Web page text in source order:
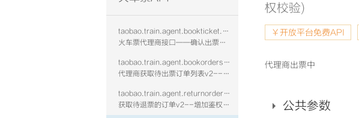
taobao.train.agent.bookticket.confirm.vtwo
火车票代理商接口——确认出票是否成功v2--增加鉴权校验
taobao.train.agent.bookorders.get.vtwo
代理商获取待出票订单列表v2--增加鉴权校验
taobao.train.agent.returnorders.get.vtwo
获取待退票的订单v2--增加鉴权校验
权校验)
￥开放平台免费API
代理商出票中
公共参数